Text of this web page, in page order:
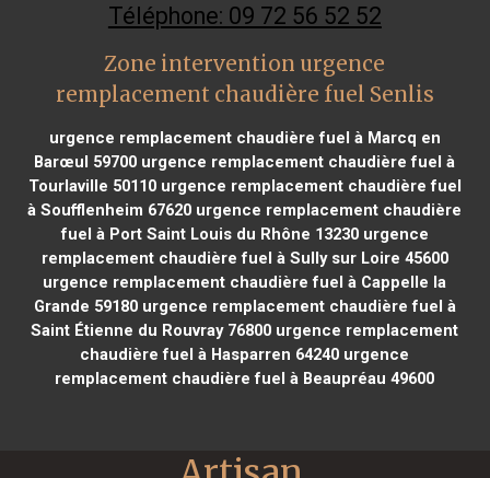
Téléphone: 09 72 56 52 52
Zone intervention urgence
remplacement chaudière fuel Senlis
urgence remplacement chaudière fuel à Marcq en
Barœul 59700 urgence remplacement chaudière fuel à
Tourlaville 50110urgence remplacement chaudière fuel
à Soufflenheim 67620 urgence remplacement chaudière
fuel à Port Saint Louis du Rhône 13230urgence
remplacement chaudière fuel à Sully sur Loire 45600
urgence remplacement chaudière fuel à Cappelle la
Grande 59180urgence remplacement chaudière fuel à
Saint Étienne du Rouvray 76800 urgence remplacement
chaudière fuel à Hasparren 64240 urgence
remplacement chaudière fuel à Beaupréau 49600